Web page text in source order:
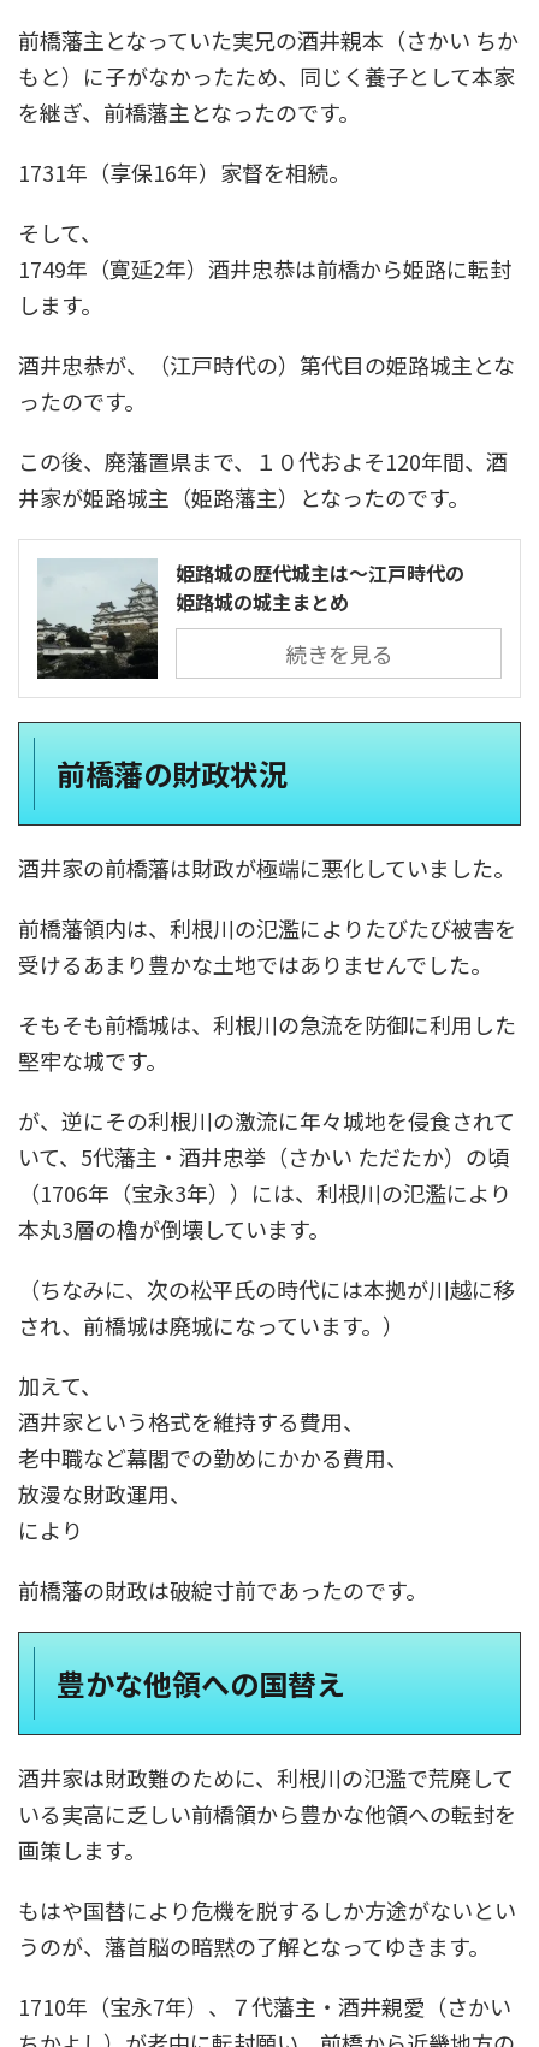
前橋藩主となっていた実兄の酒井親本（さかい ちか
もと）に子がなかったため、同じく養子として本家
を継ぎ、前橋藩主となったのです。
1731年（享保16年）家督を相続。
そして、
1749年（寛延2年）酒井忠恭は前橋から姫路に転封
します。
酒井忠恭が、（江戸時代の）第代目の姫路城主とな
ったのです。
この後、廃藩置県まで、１０代およそ120年間、酒
井家が姫路城主（姫路藩主）となったのです。
姫路城の歴代城主は～江戸時代の
姫路城の城主まとめ
続きを見る
前橋藩の財政状況
酒井家の前橋藩は財政が極端に悪化していました。
前橋藩領内は、利根川の氾濫によりたびたび被害を
受けるあまり豊かな土地ではありませんでした。
そもそも前橋城は、利根川の急流を防御に利用した
堅牢な城です。
が、逆にその利根川の激流に年々城地を侵食されて
いて、5代藩主・酒井忠挙（さかい ただたか）の頃
（1706年（宝永3年））には、利根川の氾濫により
本丸3層の櫓が倒壊しています。
（ちなみに、次の松平氏の時代には本拠が川越に移
され、前橋城は廃城になっています。）
加えて、
酒井家という格式を維持する費用、
老中職など幕閣での勤めにかかる費用、
放漫な財政運用、
により
前橋藩の財政は破綻寸前であったのです。
豊かな他領への国替え
酒井家は財政難のために、利根川の氾濫で荒廃して
いる実高に乏しい前橋領から豊かな他領への転封を
画策します。
もはや国替により危機を脱するしか方途がないとい
うのが、藩首脳の暗黙の了解となってゆきます。
1710年（宝永7年）、７代藩主・酒井親愛（さかい